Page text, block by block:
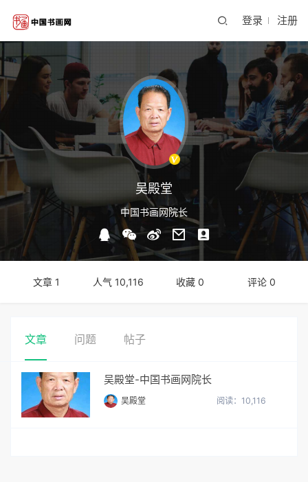
登录 注册
吴殿堂
中国书画网院长
文章 1 人气 10,116 收藏 0 评论 0
文章 问题 帖子
吴殿堂-中国书画网院长
吴殿堂 阅读：10,116